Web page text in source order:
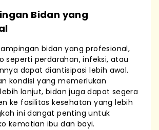
Bidan yang
bidan yang profesional,
seperti perdarahan, infeksi, atau
dapat diantisipasi lebih awal.
kondisi yang memerlukan
lanjut, bidan juga dapat segera
ke fasilitas kesehatan yang lebih
ini dangat penting untuk
kematian ibu dan bayi.